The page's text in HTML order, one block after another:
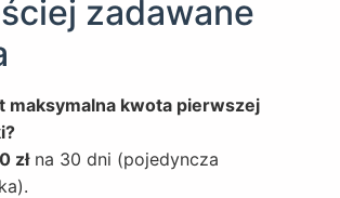
zadawane
maksymalna kwota pierwszej
złna 30 dni (pojedyncza